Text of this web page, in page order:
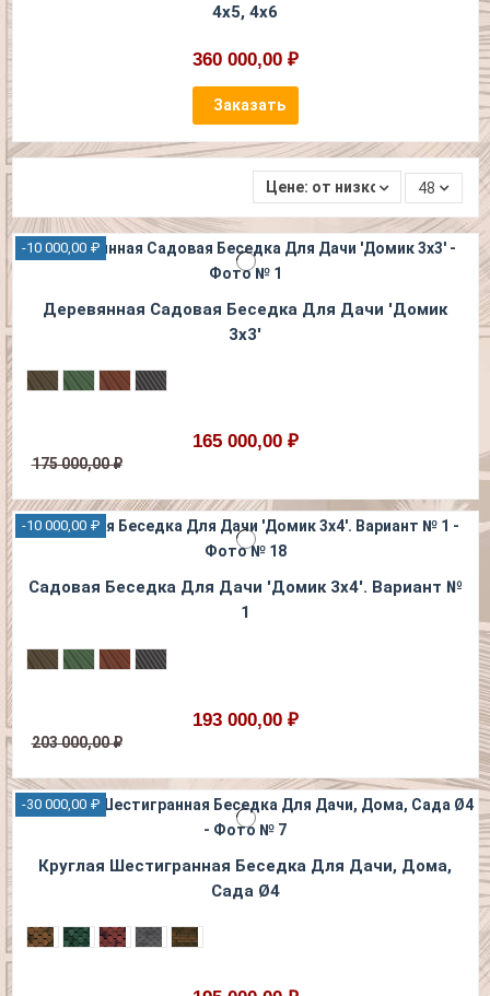
4х5, 4х6
360 000,00 ₽
Заказать
Цене: от низкой к высокой
48
-10 000,00 ₽
Деревянная Садовая Беседка Для Дачи 'Домик
3х3'
165 000,00 ₽
175 000,00 ₽
-10 000,00 ₽
Садовая Беседка Для Дачи 'Домик 3х4'. Вариант №
1
193 000,00 ₽
203 000,00 ₽
-30 000,00 ₽
Круглая Шестигранная Беседка Для Дачи, Дома,
Сада Ø4